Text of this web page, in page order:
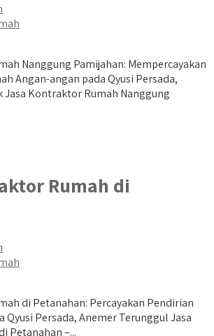
Nanggung Pamijahan: Mempercayakan
Angan-angan pada Qyusi Persada,
Kontraktor Rumah Nanggung
Rumah di
di Petanahan: Percayakan Pendirian
Qyusi Persada, Anemer Terunggul Jasa
Petanahan –...